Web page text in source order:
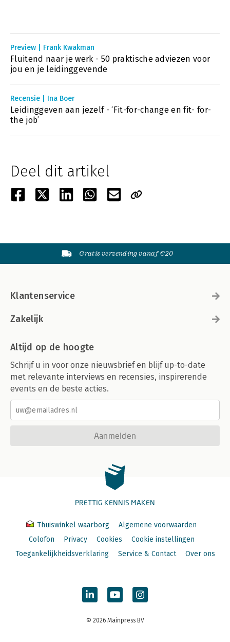
Preview | Frank Kwakman
Fluitend naar je werk - 50 praktische adviezen voor
jou en je leidinggevende
Recensie | Ina Boer
Leidinggeven aan jezelf - ‘Fit-for-change en fit- for-
the job’
Deel dit artikel
Gratis verzending vanaf €20
Klantenservice
Zakelijk
Altijd op de hoogte
Schrijf u in voor onze nieuwsbrief en blijf up-to-date
met relevante interviews en recensies, inspirerende
events en de beste acties.
Aanmelden
PRETTIG KENNIS MAKEN
Thuiswinkel waarborg
Algemene voorwaarden
Colofon
Privacy Cookies
Cookie instellingen
Toegankelijkheidsverklaring
Service & Contact Over ons
© 2026 Mainpress BV